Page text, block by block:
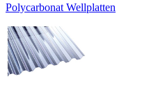
Polycarbonat Wellplatten